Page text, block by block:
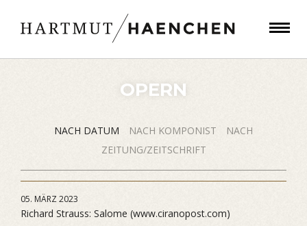
OPERN
NACH DATUM NACH KOMPONIST
NACH
ZEITUNG/ZEITSCHRIFT
05. MÄRZ 2023
Richard Strauss: Salome (www.ciranopost.com)